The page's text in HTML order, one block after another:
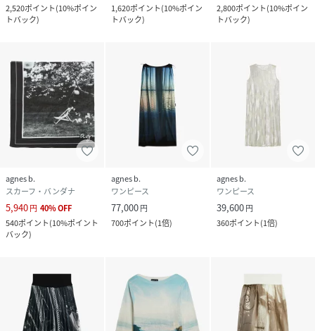
2,520ポイント(10%ポイン
トバック)
1,620ポイント(10%ポイン
トバック)
2,800ポイント(10%ポイン
トバック)
agnes b.
スカーフ・バンダナ
5,940円 40%OFF
540ポイント(10%ポイント
バック)
agnes b.
ワンピース
77,000円
700ポイント(1倍)
agnes b.
ワンピース
39,600円
360ポイント(1倍)